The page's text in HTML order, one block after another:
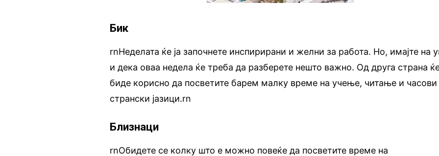
Бик
rnНеделата ќе ја започнете инспирирани и желни за работа. Но, имајте на
и дека оваа недела ќе треба да разберете нешто важно. Од друга страна
биде корисно да посветите барем малку време на учење, читање и часови
странски јазици.rn
Близнаци
rnОбидете се колку што е можно повеќе да посветите време на